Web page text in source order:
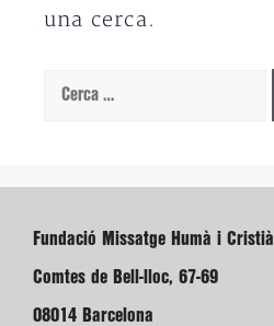
una cerca.
Cerca:
Fundació Missatge Humà i Cristià
Comtes de Bell-lloc, 67-69
08014 Barcelona